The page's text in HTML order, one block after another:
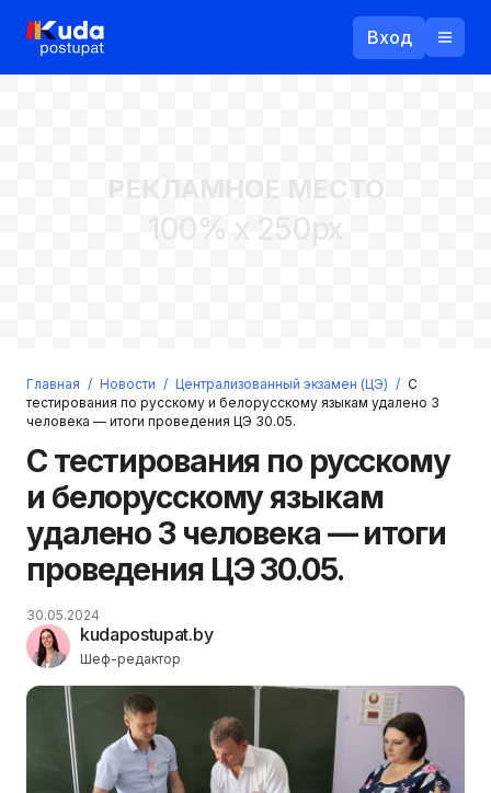
Вход
Войти
Прислать пароль
РЕКЛАМНОЕ МЕСТО
100% x 250px
Главная / Новости / Централизованный экзамен (ЦЭ) / С
тестирования по русскому и белорусскому языкам удалено 3
человека — итоги проведения ЦЭ 30.05.
С тестирования по русскому
и белорусскому языкам
удалено 3 человека — итоги
проведения ЦЭ 30.05.
kudapostupat.by
Шеф-редактор
30.05.2024